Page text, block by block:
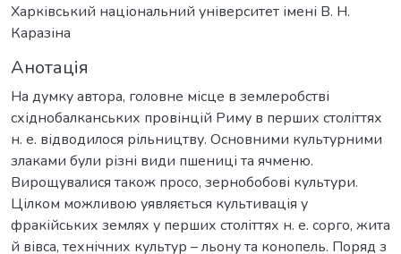
Харківський національний університет імені В. Н.
Каразіна
Анотація
На думку автора, головне місце в землеробстві
східнобалканських провінцій Риму в перших століттях
н. е. відводилося рільництву. Основними культурними
злаками були різні види пшениці та ячменю.
Вирощувалися також просо, зернобобові культури.
Цілком можливою уявляється культивація у
фракійських землях у перших століттях н. е. сорго, жита
й вівса, технічних культур – льону та конопель. Поряд з